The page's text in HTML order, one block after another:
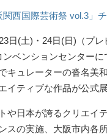
関西国際芸術祭 vol.3」
日(土)・24日(日)（プ
ベンションセンター
キュレーターの沓名美
イティブな作品が公式
や日本が誇るクリエイ
スの実施、大阪市内各